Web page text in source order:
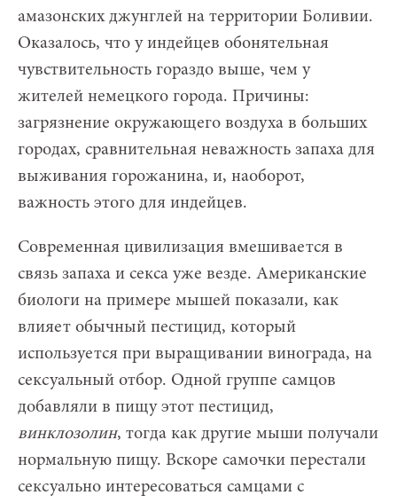
амазонских джунглей на территории Боливии.
Оказалось, что у индейцев обонятельная
чувствительность гораздо выше, чем у
жителей немецкого города. Причины:
загрязнение окружающего воздуха в больших
городах, сравнительная неважность запаха для
выживания горожанина, и, наоборот,
важность этого для индейцев.
Современная цивилизация вмешивается в
связь запаха и секса уже везде. Американские
биологи на примере мышей показали, как
влияет обычный пестицид, который
используется при выращивании винограда, на
сексуальный отбор. Одной группе самцов
добавляли в пищу этот пестицид,
винклозолин, тогда как другие мыши получали
нормальную пищу. Вскоре самочки перестали
сексуально интересоваться самцами с